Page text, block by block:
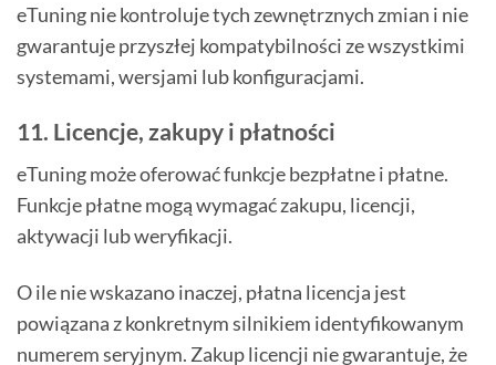
eTuning nie kontroluje tych zewnętrznych zmian i nie
gwarantuje przyszłej kompatybilności ze wszystkimi
systemami, wersjami lub konfiguracjami.
11. Licencje, zakupy i płatności
eTuning może oferować funkcje bezpłatne i płatne.
Funkcje płatne mogą wymagać zakupu, licencji,
aktywacji lub weryfikacji.
O ile nie wskazano inaczej, płatna licencja jest
powiązana z konkretnym silnikiem identyfikowanym
numerem seryjnym. Zakup licencji nie gwarantuje, że